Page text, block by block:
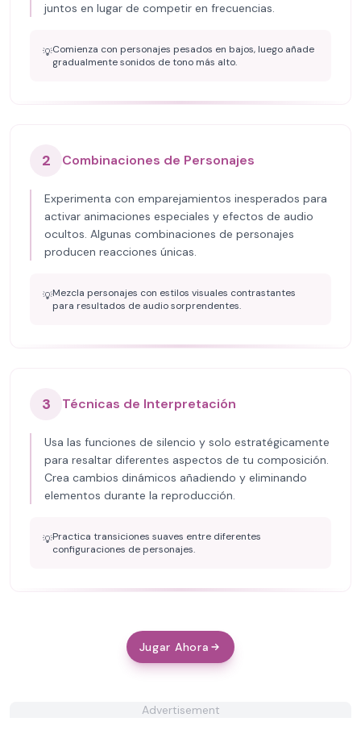
juntos en lugar de competir en frecuencias.
💡Comienza con personajes pesados en bajos, luego añade
gradualmente sonidos de tono más alto.
2 Combinaciones de Personajes
Experimenta con emparejamientos inesperados para
activar animaciones especiales y efectos de audio
ocultos. Algunas combinaciones de personajes
producen reacciones únicas.
💡Mezcla personajes con estilos visuales contrastantes
para resultados de audio sorprendentes.
3 Técnicas de Interpretación
Usa las funciones de silencio y solo estratégicamente
para resaltar diferentes aspectos de tu composición.
Crea cambios dinámicos añadiendo y eliminando
elementos durante la reproducción.
💡Practica transiciones suaves entre diferentes
configuraciones de personajes.
Jugar Ahora
Advertisement